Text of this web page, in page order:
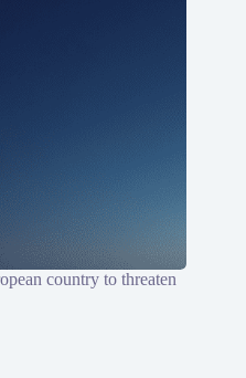
country to threaten